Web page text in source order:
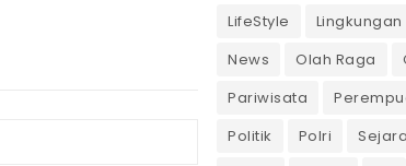
LifeStyle
Lingkungan
News
Olah Raga
Pariwisata
Politik
Polri